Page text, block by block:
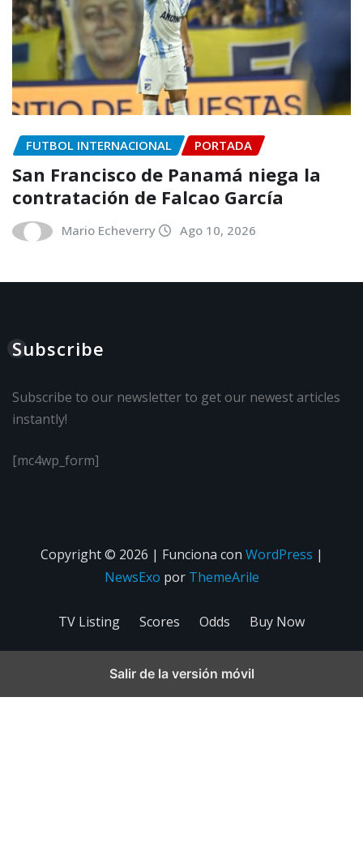
FUTBOL INTERNACIONAL PORTADA
San Francisco de Panamá niega la
contratación de Falcao García
Mario Echeverry Ago 10, 2026
Subscribe
Subscribe to our newsletter to get our newest articles
instantly!
[mc4wp_form]
Copyright © 2026 | Funciona con WordPress |
NewsExo por ThemeArile
TV Listing Scores Odds Buy Now
Salir de la versión móvil